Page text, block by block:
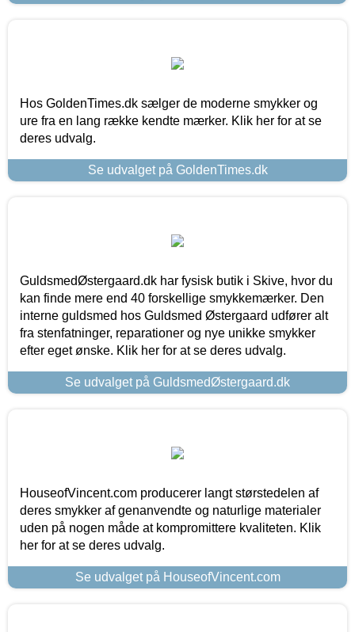
Hos GoldenTimes.dk sælger de moderne smykker og
ure fra en lang række kendte mærker. Klik her for at se
deres udvalg.
Se udvalget på GoldenTimes.dk
GuldsmedØstergaard.dk har fysisk butik i Skive, hvor du
kan finde mere end 40 forskellige smykkemærker. Den
interne guldsmed hos Guldsmed Østergaard udfører alt
fra stenfatninger, reparationer og nye unikke smykker
efter eget ønske. Klik her for at se deres udvalg.
Se udvalget på GuldsmedØstergaard.dk
HouseofVincent.com producerer langt størstedelen af
deres smykker af genanvendte og naturlige materialer
uden på nogen måde at kompromittere kvaliteten. Klik
her for at se deres udvalg.
Se udvalget på HouseofVincent.com